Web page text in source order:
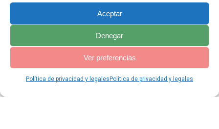
Aceptar
Denegar
Ver preferencias
Política de privacidad y legales Política de privacidad y legales